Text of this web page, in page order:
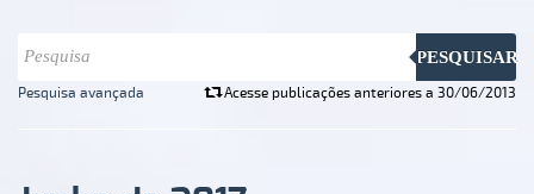
PESQUISAR
Pesquisa avançada Acesse publicações anteriores a 30/06/2013